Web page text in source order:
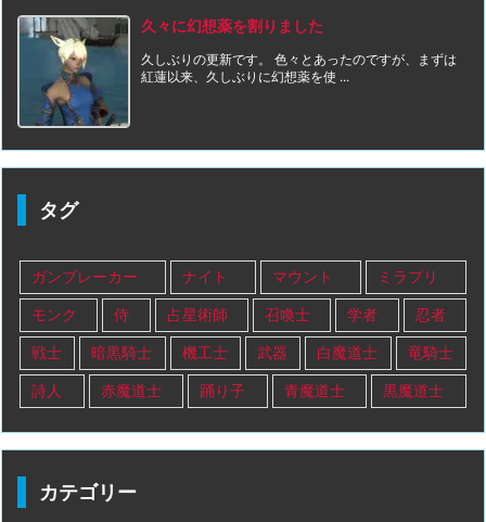
久々に幻想薬を割りました
久しぶりの更新です。 色々とあったのですが、まずは
紅蓮以来、久しぶりに幻想薬を使 ...
タグ
ガンブレーカー ナイト マウント ミラプリ
モンク 侍 占星術師 召喚士 学者 忍者
戦士 暗黒騎士 機工士 武器 白魔道士 竜騎士
詩人 赤魔道士 踊り子 青魔道士 黒魔道士
カテゴリー